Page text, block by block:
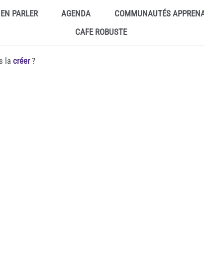
PARLER AGENDA COMMUNAUTÉS
CAFE ROBUSTE
la créer?